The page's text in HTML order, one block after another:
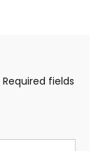
Required fields